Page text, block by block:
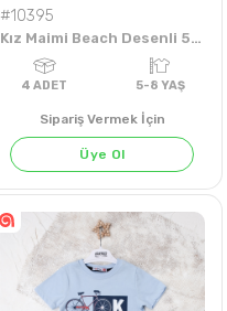
#10395
Kız Maimi Beach Desenli 5-8 Yaş Badi
Sipariş Vermek İçin
Üye Ol